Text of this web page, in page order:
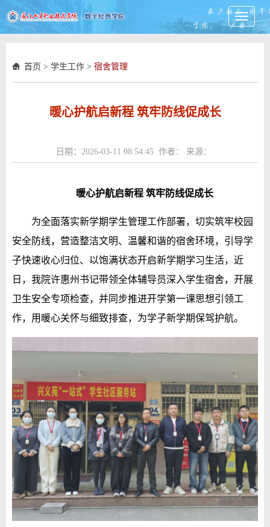
Toggle
首页 > 学生工作 > 宿舍管理
暖心护航启新程 筑牢防线促成长
日期：2026-03-11 08:54:45 作者： 来源：
暖心护航启新程 筑牢防线促成长
为全面落实新学期学生管理工作部署，切实筑牢校园
安全防线，营造整洁文明、温馨和谐的宿舍环境，引导学
子快速收心归位、以饱满状态开启新学期学习生活，近
日，我院许惠州书记带领全体辅导员深入学生宿舍，开展
卫生安全专项检查，并同步推进开学第一课思想引领工
作，用暖心关怀与细致排查，为学子新学期保驾护航。